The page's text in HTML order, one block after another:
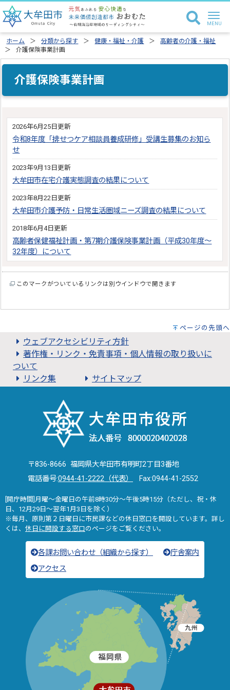
ホーム 分類から探す 健康・福祉・介護
高齢者の介護・福祉
介護保険事業計画
介護保険事業計画
2026年6月25日更新
令和8年度「排せつケア相談員養成研修」受講生募集のお知ら
せ
2023年9月13日更新
大牟田市在宅介護実態調査の結果について
2023年8月22日更新
大牟田市介護予防・日常生活圏域ニーズ調査の結果について
2018年6月4日更新
高齢者保健福祉計画・第7期介護保険事業計画（平成30年度～
32年度）について
このマークがついているリンクは別ウインドウで開きます
ページの先頭へ
ウェブアクセシビリティ方針
著作権・リンク・免責事項・個人情報の取り扱いに
ついて
リンク集
サイトマップ
〒836-8666 福岡県大牟田市有明町2丁目3番地
電話番号:0944-41-2222（代表） Fax:0944-41-2552
[開庁時間]月曜～金曜日の午前8時30分～午後5時15分（ただし、祝・休
日、12月29日～翌年1月3日を除く）
※毎月、原則第２日曜日に市民課などの休日窓口を開設しています。詳し
くは、 休日に開設する窓口のページをご覧ください。
各課お問い合わせ（組織から探す）
庁舎案内
アクセス